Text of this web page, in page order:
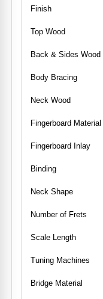
Finish
Top Wood
Back & Sides Wood
Body Bracing
Neck Wood
Fingerboard Material
Fingerboard Inlay
Binding
Neck Shape
Number of Frets
Scale Length
Tuning Machines
Bridge Material